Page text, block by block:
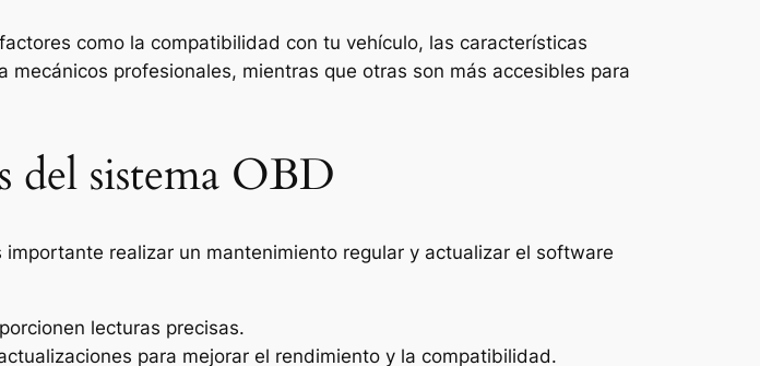
como la compatibilidad con tu vehículo, las características
profesionales, mientras que otras son más accesibles para
del sistema OBD
realizar un mantenimiento regular y actualizar el software
lecturas precisas.
para mejorar el rendimiento y la compatibilidad.